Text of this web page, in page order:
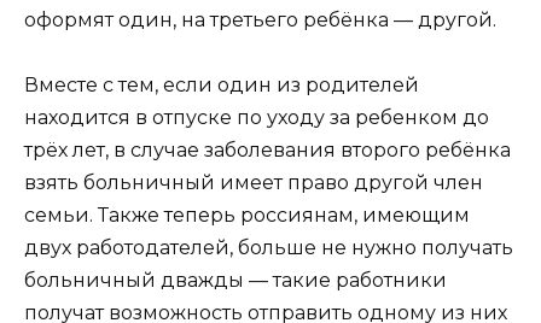
оформят один, на третьего ребёнка — другой.
Вместе с тем, если один из родителей
находится в отпуске по уходу за ребенком до
трёх лет, в случае заболевания второго ребёнка
взять больничный имеет право другой член
семьи. Также теперь россиянам, имеющим
двух работодателей, больше не нужно получать
больничный дважды — такие работники
получат возможность отправить одному из них